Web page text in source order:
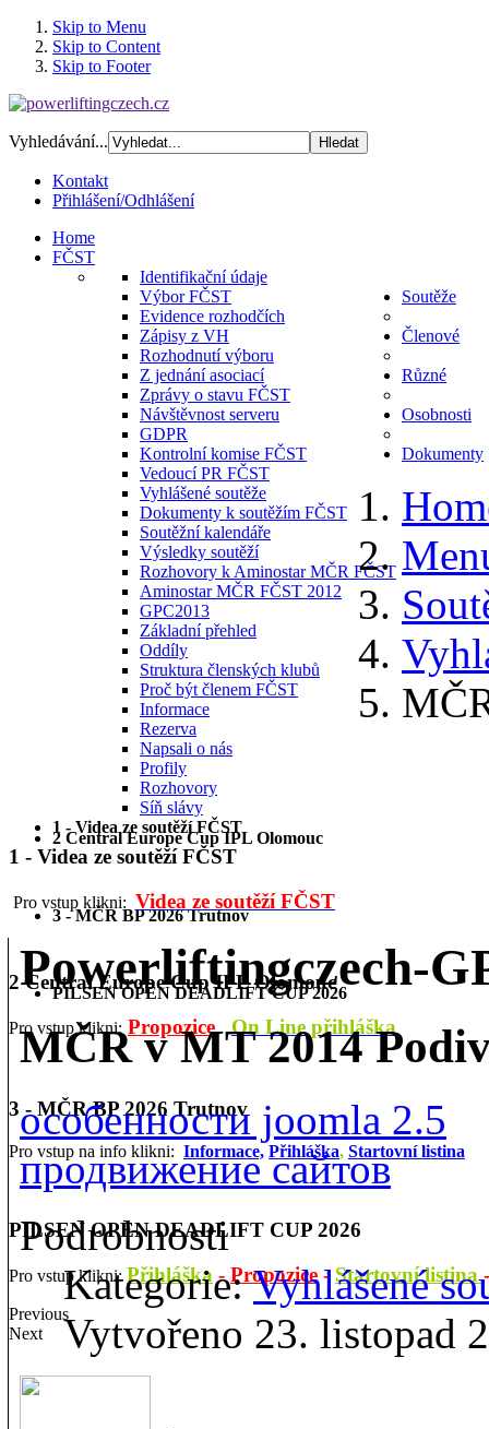
Skip to Menu
Skip to Content
Skip to Footer
Vyhledávání...
Kontakt
Přihlášení/Odhlášení
Home
FČST
Identifikační údaje
Výbor FČST
Evidence rozhodčích
Zápisy z VH
Rozhodnutí výboru
Z jednání asociací
Zprávy o stavu FČST
Návštěvnost serveru
GDPR
Kontrolní komise FČST
Vedoucí PR FČST
Soutěže
Vyhlášené soutěže
Dokumenty k soutěžím FČST
Soutěžní kalendáře
Výsledky soutěží
Rozhovory k Aminostar MČR FČST
Aminostar MČR FČST 2012
GPC2013
Členové
Základní přehled
Oddíly
Struktura členských klubů
Proč být členem FČST
Různé
Informace
Rezerva
Osobnosti
Napsali o nás
Profily
Rozhovory
Síň slávy
Dokumenty
1 - Videa ze soutěží FČST
2 Central Europe Cup IPL Olomouc
3 - MČR BP 2026 Trutnov
PILSEN OPEN DEADLIFT CUP 2026
1 - Videa ze soutěží FČST
Pro vstup klikni: Videa ze soutěží FČST
2 Central Europe Cup IPL Olomouc
Pro vstup klikni: Propozice On Line přihláška
3 - MČR BP 2026 Trutnov
Pro vstup na info klikni: Informace, Přihláška, Startovní listina
PILSEN OPEN DEADLIFT CUP 2026
Pro vstup klikni:Přihláška -Propozice - Startovní listina
Previous
Next
Powerliftingczech-
MČR v MT 2014
особенности joomla 2.5
продвижение сайтов
Podrobnosti
Kategorie:Vyhlášené
Vytvořeno 23. listopad